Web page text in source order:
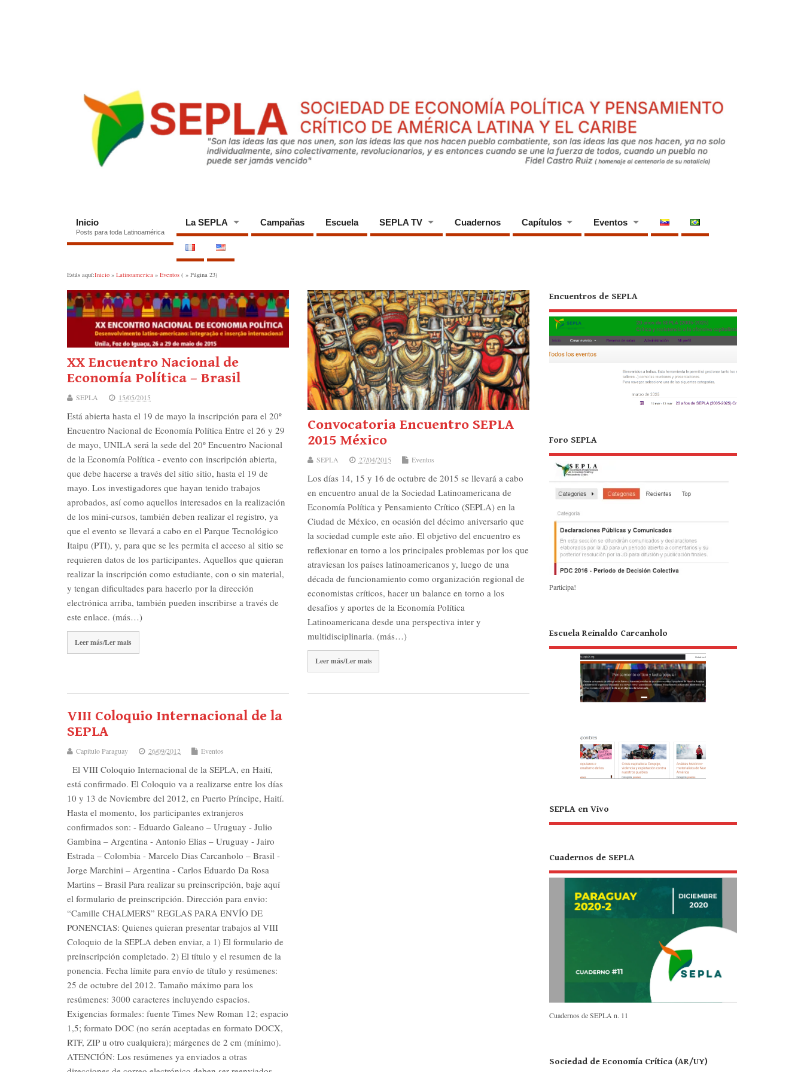
Inicio
Posts para toda Latinoamérica
La SEPLA Campañas Escuela SEPLA TV Cuadernos Capítulos Eventos
Estás aquí:Inicio » Latinoamerica » Eventos ( » Página 23)
XX Encuentro Nacional de
Economía Política – Brasil
SEPLA 15/05/2015
Está abierta hasta el 19 de mayo la inscripción para el 20º
Encuentro Nacional de Economía Política Entre el 26 y 29
de mayo, UNILA será la sede del 20º Encuentro Nacional
de la Economía Política - evento con inscripción abierta,
que debe hacerse a través del sitio sitio, hasta el 19 de
mayo. Los investigadores que hayan tenido trabajos
aprobados, así como aquellos interesados en la realización
de los mini-cursos, también deben realizar el registro, ya
que el evento se llevará a cabo en el Parque Tecnológico
Itaipu (PTI), y, para que se les permita el acceso al sitio se
requieren datos de los participantes. Aquellos que quieran
realizar la inscripción como estudiante, con o sin material,
y tengan dificultades para hacerlo por la dirección
electrónica arriba, también pueden inscribirse a través de
este enlace. (más…)
Leer más/Ler mais
Convocatoria Encuentro SEPLA
2015 México
SEPLA 27/04/2015 Eventos
Los días 14, 15 y 16 de octubre de 2015 se llevará a cabo
en encuentro anual de la Sociedad Latinoamericana de
Economía Política y Pensamiento Crítico (SEPLA) en la
Ciudad de México, en ocasión del décimo aniversario que
la sociedad cumple este año. El objetivo del encuentro es
reflexionar en torno a los principales problemas por los que
atraviesan los países latinoamericanos y, luego de una
década de funcionamiento como organización regional de
economistas críticos, hacer un balance en torno a los
desafíos y aportes de la Economía Política
Latinoamericana desde una perspectiva inter y
multidisciplinaria. (más…)
Leer más/Ler mais
VIII Coloquio Internacional de la
SEPLA
Capítulo Paraguay 26/09/2012 Eventos
El VIII Coloquio Internacional de la SEPLA, en Haití,
está confirmado. El Coloquio va a realizarse entre los días
10 y 13 de Noviembre del 2012, en Puerto Príncipe, Haití.
Hasta el momento, los participantes extranjeros
confirmados son: - Eduardo Galeano – Uruguay - Julio
Gambina – Argentina - Antonio Elias – Uruguay - Jairo
Estrada – Colombia - Marcelo Dias Carcanholo – Brasil -
Jorge Marchini – Argentina - Carlos Eduardo Da Rosa
Martins – Brasil Para realizar su preinscripción, baje aquí
el formulario de preinscripción. Dirección para envio:
“Camille CHALMERS” REGLAS PARA ENVÍO DE
PONENCIAS: Quienes quieran presentar trabajos al VIII
Coloquio de la SEPLA deben enviar, a 1) El formulario de
preinscripción completado. 2) El título y el resumen de la
ponencia. Fecha límite para envío de título y resúmenes:
25 de octubre del 2012. Tamaño máximo para los
resúmenes: 3000 caracteres incluyendo espacios.
Exigencias formales: fuente Times New Roman 12; espacio
1,5; formato DOC (no serán aceptadas en formato DOCX,
RTF, ZIP u otro cualquiera); márgenes de 2 cm (mínimo).
ATENCIÓN: Los resúmenes ya enviados a otras
Encuentros de SEPLA
Foro SEPLA
Participa!
Escuela Reinaldo Carcanholo
SEPLA en Vivo
Cuadernos de SEPLA
Cuadernos de SEPLA n. 11
Sociedad de Economía Crítica (AR/UY)